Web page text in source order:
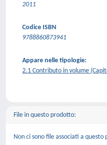
2011
Codice ISBN
9788860873941
Appare nelle tipologie:
2.1 Contributo in volume
File in questo prodotto:
Non ci sono file associati a questo